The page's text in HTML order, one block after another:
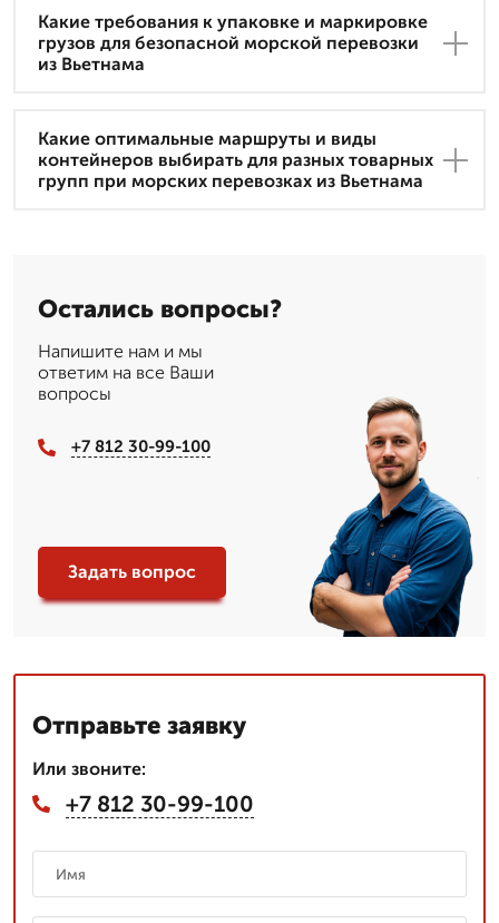
Какие требования к упаковке и маркировке
грузов для безопасной морской перевозки
из Вьетнама
Какие оптимальные маршруты и виды
контейнеров выбирать для разных товарных
групп при морских перевозках из Вьетнама
Остались вопросы?
Напишите нам и мы
ответим на все Ваши
вопросы
+7 812 30-99-100
Задать вопрос
Отправьте заявку
Или звоните:
+7 812 30-99-100